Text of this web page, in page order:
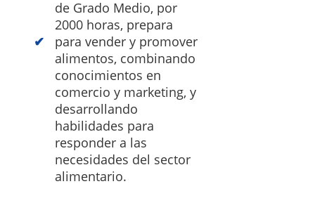
de Grado Medio, por
2000 horas, prepara
para vender y promover
alimentos, combinando
conocimientos en
comercio y marketing, y
desarrollando
habilidades para
responder a las
necesidades del sector
alimentario.